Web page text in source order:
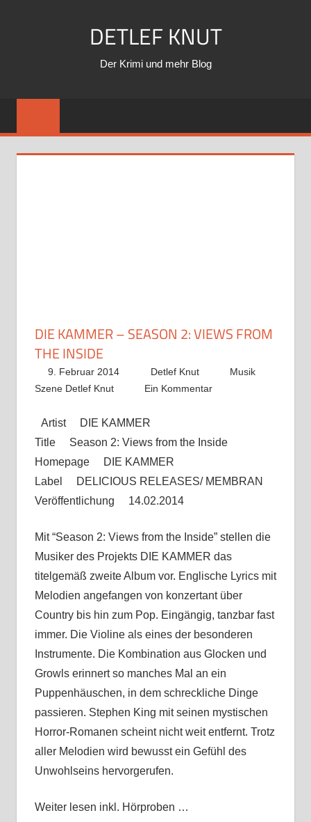
DETLEF KNUT
Der Krimi und mehr Blog
DIE KAMMER – SEASON 2: VIEWS FROM
THE INSIDE
9. Februar 2014 Detlef Knut
Musik
Szene Detlef Knut
Ein Kommentar
Artist DIE KAMMER
Title Season 2: Views from the Inside
Homepage DIE KAMMER
Label DELICIOUS RELEASES/ MEMBRAN
Veröffentlichung 14.02.2014
Mit “Season 2: Views from the Inside” stellen die
Musiker des Projekts DIE KAMMER das
titelgemäß zweite Album vor. Englische Lyrics mit
Melodien angefangen von konzertant über
Country bis hin zum Pop. Eingängig, tanzbar fast
immer. Die Violine als eines der besonderen
Instrumente. Die Kombination aus Glocken und
Growls erinnert so manches Mal an ein
Puppenhäuschen, in dem schreckliche Dinge
passieren. Stephen King mit seinen mystischen
Horror-Romanen scheint nicht weit entfernt. Trotz
aller Melodien wird bewusst ein Gefühl des
Unwohlseins hervorgerufen.
Weiter lesen inkl. Hörproben …